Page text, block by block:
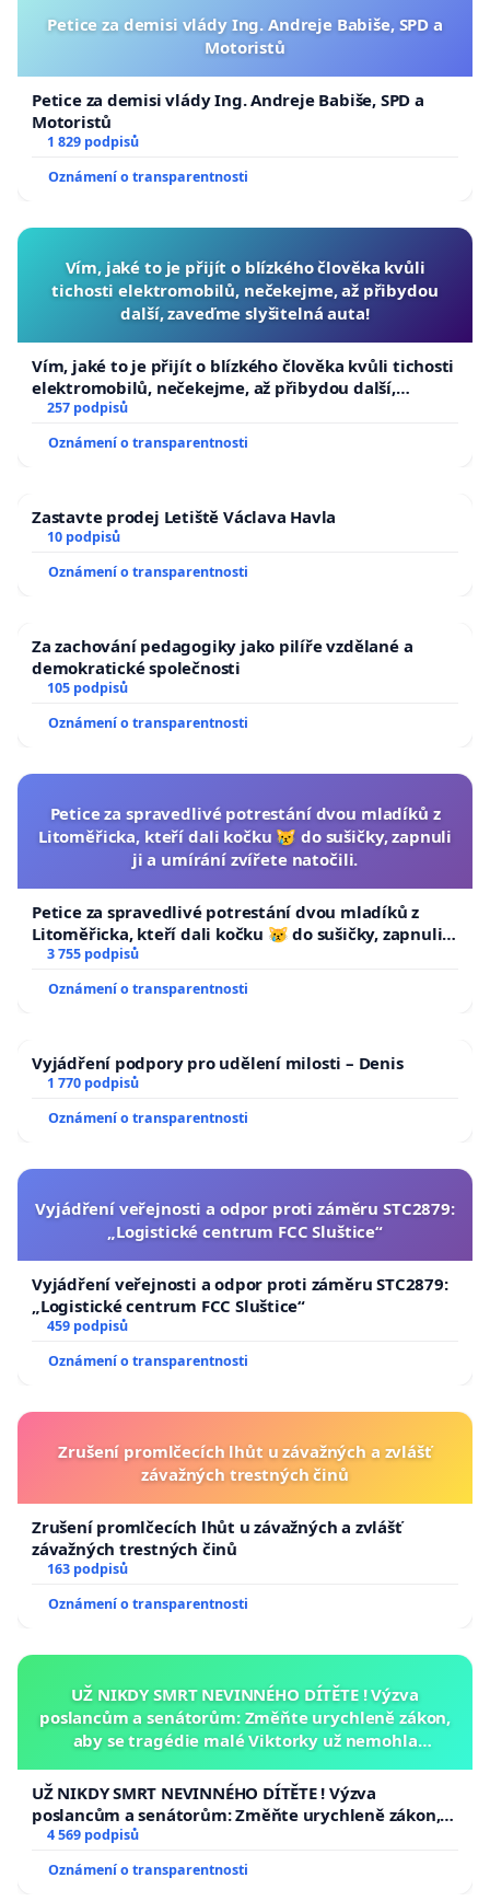
Petice za demisi vlády Ing. Andreje Babiše, SPD a
Motoristů
Petice za demisi vlády Ing. Andreje Babiše, SPD a
Motoristů
1 829 podpisů
Oznámení o transparentnosti
Vím, jaké to je přijít o blízkého člověka kvůli
tichosti elektromobilů, nečekejme, až přibydou
další, zaveďme slyšitelná auta!
Vím, jaké to je přijít o blízkého člověka kvůli tichosti
elektromobilů, nečekejme, až přibydou další,
zaveďme slyšitelná auta!
257 podpisů
Oznámení o transparentnosti
Zastavte prodej Letiště Václava Havla
10 podpisů
Oznámení o transparentnosti
Za zachování pedagogiky jako pilíře vzdělané a
demokratické společnosti
105 podpisů
Oznámení o transparentnosti
Petice za spravedlivé potrestání dvou mladíků z
Litoměřicka, kteří dali kočku 😿 do sušičky, zapnuli
ji a umírání zvířete natočili.
Petice za spravedlivé potrestání dvou mladíků z
Litoměřicka, kteří dali kočku 😿 do sušičky, zapnuli ji
a umírání zvířete natočili.
3 755 podpisů
Oznámení o transparentnosti
Vyjádření podpory pro udělení milosti – Denis
1 770 podpisů
Oznámení o transparentnosti
Vyjádření veřejnosti a odpor proti záměru STC2879:
„Logistické centrum FCC Sluštice“
Vyjádření veřejnosti a odpor proti záměru STC2879:
„Logistické centrum FCC Sluštice“
459 podpisů
Oznámení o transparentnosti
Zrušení promlčecích lhůt u závažných a zvlášť
závažných trestných činů
Zrušení promlčecích lhůt u závažných a zvlášť
závažných trestných činů
163 podpisů
Oznámení o transparentnosti
UŽ NIKDY SMRT NEVINNÉHO DÍTĚTE ! Výzva
poslancům a senátorům: Změňte urychleně zákon,
aby se tragédie malé Viktorky už nemohla
UŽ NIKDY SMRT NEVINNÉHO DÍTĚTE ! Výzva
poslancům a senátorům: Změňte urychleně zákon,
aby se tragédie malé Viktorky už nemohla opakovat!
4 569 podpisů
Oznámení o transparentnosti